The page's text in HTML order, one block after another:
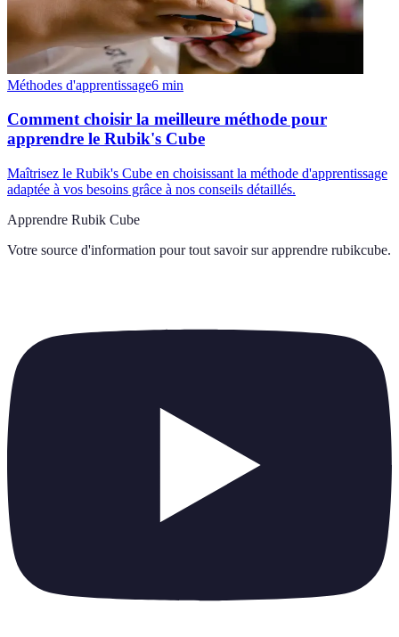
Méthodes d'apprentissage6 min
Comment choisir la meilleure méthode pour
apprendre le Rubik's Cube
Maîtrisez le Rubik's Cube en choisissant la méthode d'apprentissage
adaptée à vos besoins grâce à nos conseils détaillés.
Apprendre Rubik Cube
Votre source d'information pour tout savoir sur apprendre rubikcube.